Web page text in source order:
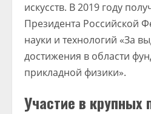
искусств. В 2019 году
Президента Российской
науки и технологий «За
достижения в области
прикладной физики».
Участие в крупных